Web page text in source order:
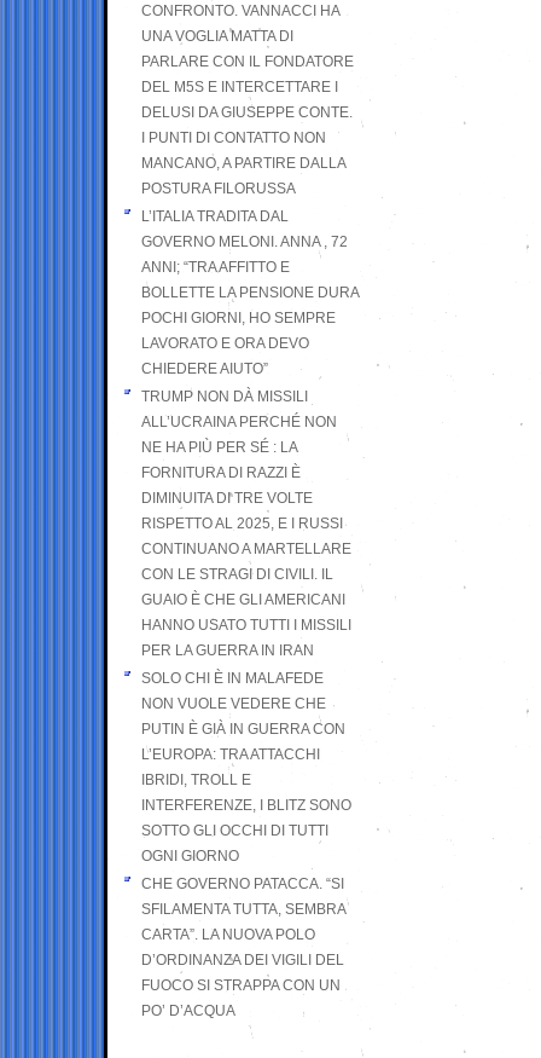
CONFRONTO. VANNACCI HA
UNA VOGLIA MATTA DI
PARLARE CON IL FONDATORE
DEL M5S E INTERCETTARE I
DELUSI DA GIUSEPPE CONTE.
I PUNTI DI CONTATTO NON
MANCANO, A PARTIRE DALLA
POSTURA FILORUSSA
L’ITALIA TRADITA DAL
GOVERNO MELONI. ANNA , 72
ANNI; “TRA AFFITTO E
BOLLETTE LA PENSIONE DURA
POCHI GIORNI, HO SEMPRE
LAVORATO E ORA DEVO
CHIEDERE AIUTO”
TRUMP NON DÀ MISSILI
ALL’UCRAINA PERCHÉ NON
NE HA PIÙ PER SÉ : LA
FORNITURA DI RAZZI È
DIMINUITA DI TRE VOLTE
RISPETTO AL 2025, E I RUSSI
CONTINUANO A MARTELLARE
CON LE STRAGI DI CIVILI. IL
GUAIO È CHE GLI AMERICANI
HANNO USATO TUTTI I MISSILI
PER LA GUERRA IN IRAN
SOLO CHI È IN MALAFEDE
NON VUOLE VEDERE CHE
PUTIN È GIÀ IN GUERRA CON
L’EUROPA: TRA ATTACCHI
IBRIDI, TROLL E
INTERFERENZE, I BLITZ SONO
SOTTO GLI OCCHI DI TUTTI
OGNI GIORNO
CHE GOVERNO PATACCA. “SI
SFILAMENTA TUTTA, SEMBRA
CARTA”. LA NUOVA POLO
D’ORDINANZA DEI VIGILI DEL
FUOCO SI STRAPPA CON UN
PO’ D’ACQUA